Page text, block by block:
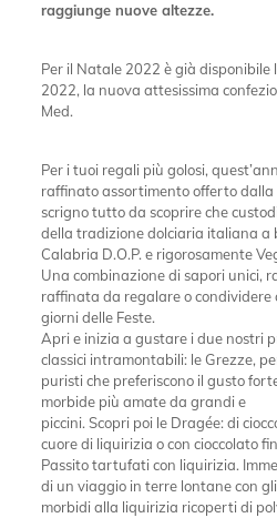
raggiunge nuove altezze.
Per il Natale 2022 è già disponibile
2022, la nuova attesissima
Med.
Per i tuoi regali più golosi,
raffinato assortimento offerto
scrigno tutto da scoprire che
della tradizione dolciaria italiana a
Calabria D.O.P. e rigorosamente
Una combinazione di sapori unici,
raffinata da regalare o condividere
giorni delle Feste.
Apri e inizia a gustare i due nostri
classici intramontabili: le Grezze,
puristi che preferiscono il gusto
morbide più amate da grandi e
piccini. Scopri poi le Dragée: di
cuore di liquirizia o con cioccolato
Passito tartufati con liquirizia.
di un viaggio in terre lontane con
morbidi alla liquirizia ricoperti di